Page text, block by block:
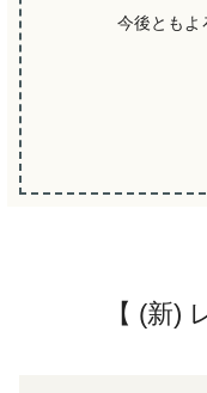
今後ともよ
【 (新)